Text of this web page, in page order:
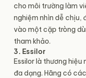
cho môi trường làm
nghiệm nhìn dễ chịu,
vào một cặp tròng
tham khảo.
3. Essilor
Essilor là thương hiệu
đa dạng. Hãng có